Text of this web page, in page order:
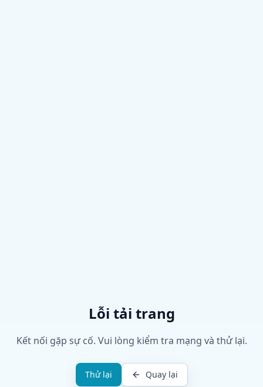
Lỗi tải trang
Kết nối gặp sự cố. Vui lòng kiểm tra mạng và thử lại.
Thử lại Quay lại